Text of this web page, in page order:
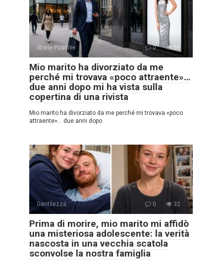
Storie Positive 0 56
Mio marito ha divorziato da me
perché mi trovava «poco attraente»…
due anni dopo mi ha vista sulla
copertina di una rivista
Mio marito ha divorziato da me perché mi trovava «poco
attraente»… due anni dopo
Gentilezza 0 32
Prima di morire, mio marito mi affidò
una misteriosa adolescente: la verità
nascosta in una vecchia scatola
sconvolse la nostra famiglia